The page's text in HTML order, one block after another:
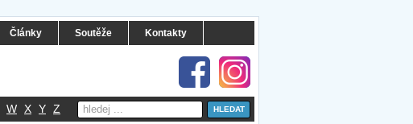
Články Soutěže Kontakty
W X Y Z